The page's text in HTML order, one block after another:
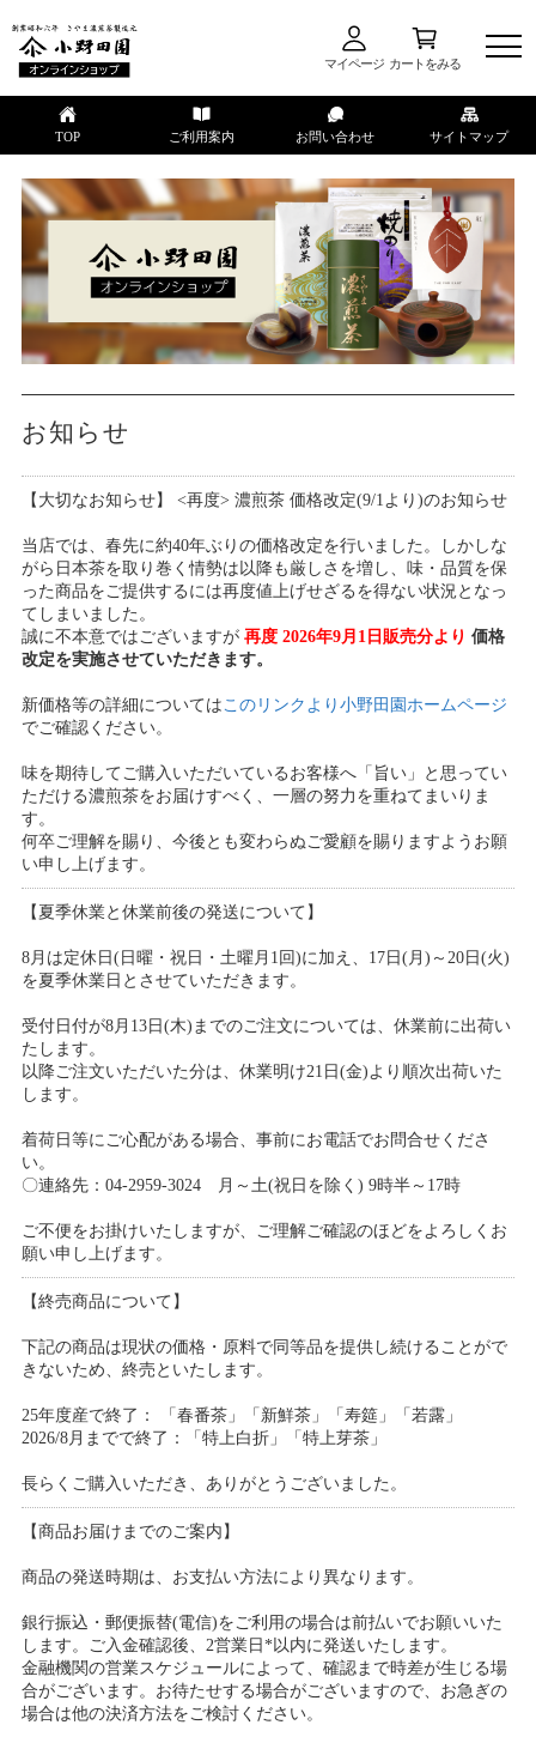
マイページ カートをみる
TOP ご利用案内 お問い合わせ サイトマップ
お知らせ
【大切なお知らせ】 <再度> 濃煎茶 価格改定(9/1より)のお知らせ
当店では、春先に約40年ぶりの価格改定を行いました。しかしな
がら日本茶を取り巻く情勢は以降も厳しさを増し、味・品質を保
った商品をご提供するには再度値上げせざるを得ない状況となっ
てしまいました。
誠に不本意ではございますが 再度 2026年9月1日販売分より 価格
改定を実施させていただきます。
新価格等の詳細については このリンクより小野田園ホームページ
でご確認ください。
味を期待してご購入いただいているお客様へ「旨い」と思ってい
ただける濃煎茶をお届けすべく、一層の努力を重ねてまいりま
す。
何卒ご理解を賜り、今後とも変わらぬご愛顧を賜りますようお願
い申し上げます。
【夏季休業と休業前後の発送について】
8月は定休日(日曜・祝日・土曜月1回)に加え、17日(月)～20日(火)
を夏季休業日とさせていただきます。
受付日付が8月13日(木)までのご注文については、休業前に出荷い
たします。
以降ご注文いただいた分は、休業明け21日(金)より順次出荷いた
します。
着荷日等にご心配がある場合、事前にお電話でお問合せくださ
い。
〇連絡先：04-2959-3024 月～土(祝日を除く) 9時半～17時
ご不便をお掛けいたしますが、ご理解ご確認のほどをよろしくお
願い申し上げます。
【終売商品について】
下記の商品は現状の価格・原料で同等品を提供し続けることがで
きないため、終売といたします。
25年度産で終了： 「春番茶」「新鮮茶」「寿筵」「若露」
2026/8月までで終了：「特上白折」「特上芽茶」
長らくご購入いただき、ありがとうございました。
【商品お届けまでのご案内】
商品の発送時期は、お支払い方法により異なります。
銀行振込・郵便振替(電信)をご利用の場合は前払いでお願いいた
します。ご入金確認後、2営業日*以内に発送いたします。
金融機関の営業スケジュールによって、確認まで時差が生じる場
合がございます。お待たせする場合がございますので、お急ぎの
場合は他の決済方法をご検討ください。